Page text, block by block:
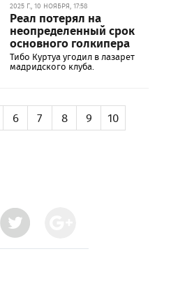
2025 Г., 10 НОЯБРЯ, 17:58
Реал потерял на
неопределенный срок
основного голкипера
Тибо Куртуа угодил в лазарет
мадридского клуба.
6 7 8 9
10